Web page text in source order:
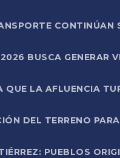
BUSCA GENERAR
QUE LA AFLUENCIA
DEL TERRENO
PUEBLOS